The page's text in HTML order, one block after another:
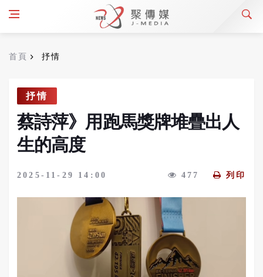
首頁 抒情
抒情
蔡詩萍》用跑馬獎牌堆疊出人
生的高度
2025-11-29 14:00 477 列印